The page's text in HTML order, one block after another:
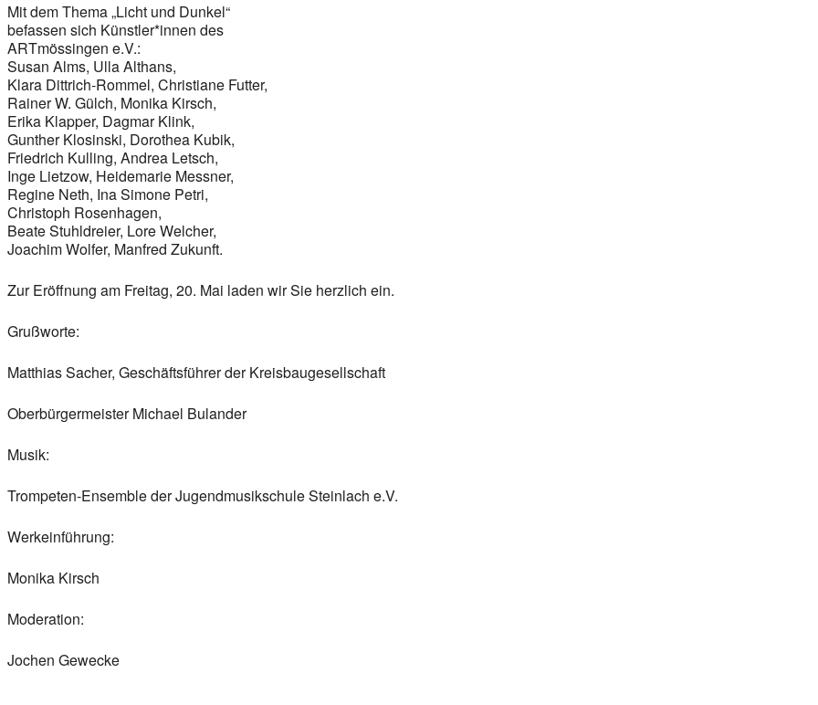
Mit dem Thema „Licht und Dunkel“
befassen sich Künstler*innen des
ARTmössingen e.V.:
Susan Alms, Ulla Althans,
Klara Dittrich-Rommel, Christiane Futter,
Rainer W. Gülch, Monika Kirsch,
Erika Klapper, Dagmar Klink,
Gunther Klosinski, Dorothea Kubik,
Friedrich Kulling, Andrea Letsch,
Inge Lietzow, Heidemarie Messner,
Regine Neth, Ina Simone Petri,
Christoph Rosenhagen,
Beate Stuhldreier, Lore Welcher,
Joachim Wolfer, Manfred Zukunft.
Zur Eröffnung am Freitag, 20. Mai laden wir Sie herzlich ein.
Grußworte:
Matthias Sacher, Geschäftsführer der Kreisbaugesellschaft
Oberbürgermeister Michael Bulander
Musik:
Trompeten-Ensemble der Jugendmusikschule Steinlach e.V.
Werkeinführung:
Monika Kirsch
Moderation:
Jochen Gewecke